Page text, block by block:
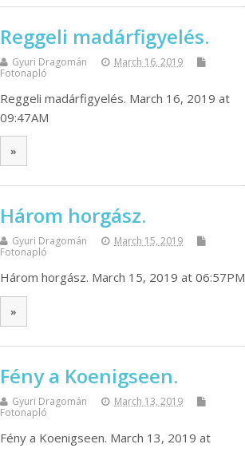
Reggeli madárfigyelés.
Gyuri Dragomán
March 16, 2019
Fotonapló
Reggeli madárfigyelés. March 16, 2019 at
09:47AM
»
Három horgász.
Gyuri Dragomán
March 15, 2019
Fotonapló
Három horgász. March 15, 2019 at 06:57PM
»
Fény a Koenigseen.
Gyuri Dragomán
March 13, 2019
Fotonapló
Fény a Koenigseen. March 13, 2019 at